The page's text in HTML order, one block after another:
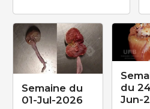
Semaine du
01-Jul-2026
du
Jun-